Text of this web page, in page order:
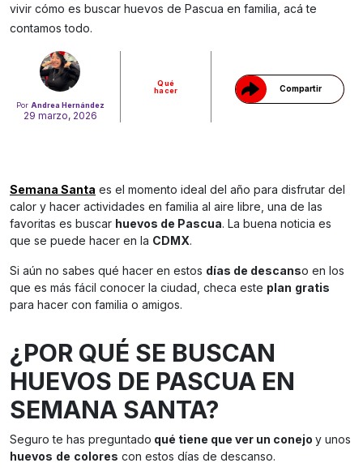
Por Andrea Hernández
29 marzo, 2026
Qué
hacer
Compartir
Gracias!
vivir cómo es buscar huevos de Pascua en familia, acá te
contamos todo.
Semana Santa es el momento ideal del año para disfrutar del
calor y hacer actividades en familia al aire libre, una de las
favoritas es buscar huevos de Pascua. La buena noticia es
que se puede hacer en la CDMX.
Si aún no sabes qué hacer en estos días de descanso en los
que es más fácil conocer la ciudad, checa este plan gratis
para hacer con familia o amigos.
¿POR QUÉ SE BUSCAN
HUEVOS DE PASCUA EN
SEMANA SANTA?
Seguro te has preguntado qué tiene que ver un conejo y unos
huevos de colores con estos días de descanso.